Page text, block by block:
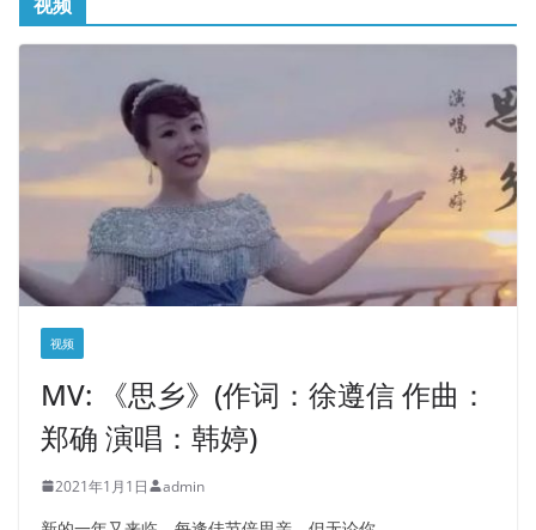
视频
MV: 《思乡》(作词：徐遵信 作曲：
郑确 演唱：韩婷)
2021年1月1日 admin